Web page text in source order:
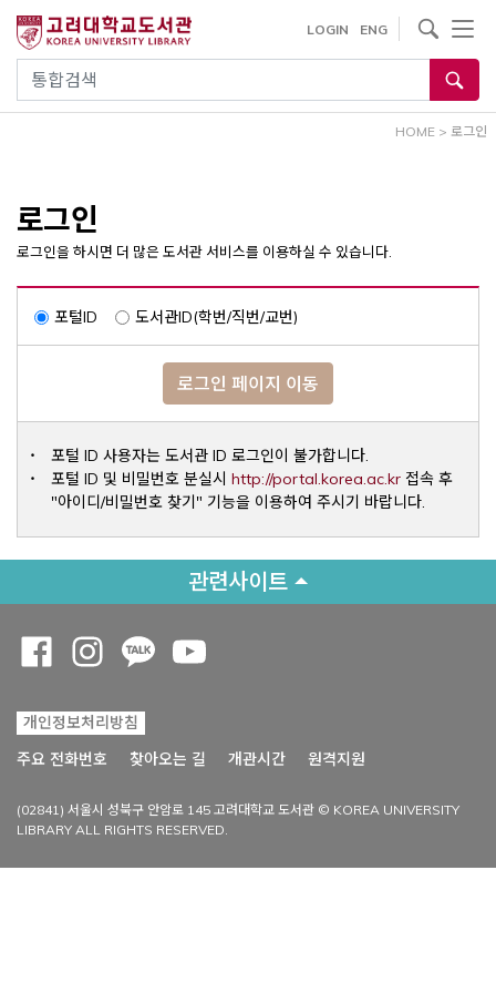
건
통합검색
LOGIN ENG
사이트내 검색
HOME > 로그인
로그인
로그인을 하시면 더 많은 도서관 서비스를 이용하실 수 있습니다.
포털ID 도서관ID(학번/직번/교번)
로그인 페이지 이동
포털 ID 사용자는 도서관 ID 로그인이 불가합니다.
포털 ID 및 비밀번호 분실시 http://portal.korea.ac.krOpens a
접속 후
"아이디/비밀번호 찾기" 기능을 이용하여 주시기 바랍니다.
관련사이트
개인정보처리방침
주요 전화번호
찾아오는 길 개관시간 원격지원
(02841) 서울시 성북구 안암로 145 고려대학교 도서관 © KOREA UNIVERSITY
LIBRARY ALL RIGHTS RESERVED.
Opens a new window
Opens a new window
Opens a new window